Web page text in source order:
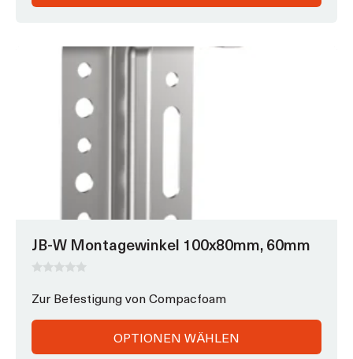
JB-W Montagewinkel 100x80mm, 60mm
v
o
5
Zur Befestigung von Compacfoam
OPTIONEN WÄHLEN